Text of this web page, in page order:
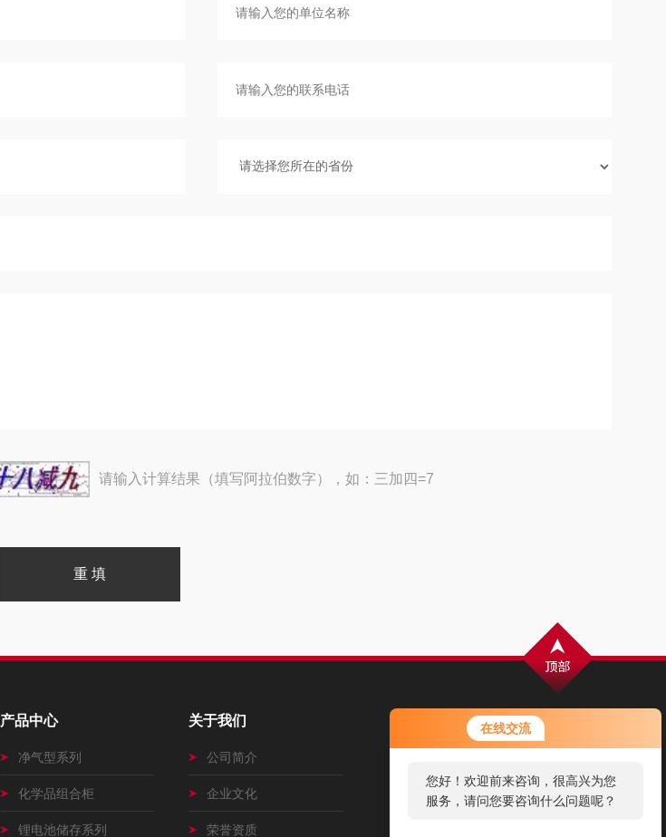
在线交流
您好！欢迎前来咨询，很高兴为您
服务，请问您要咨询什么问题呢？
请输入计算结果（填写阿拉伯数字），如：三加四=7
扫码加微信，了解最新动态
产品中心
净气型系列
化学品组合柜
锂电池储存系列
关于我们
公司简介
企业文化
荣誉资质